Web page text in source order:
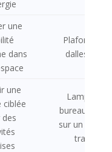
une
dans
Plafonniers,
dalles LED
une
ciblée
Lampe de
bureau,
sur un plan
travail